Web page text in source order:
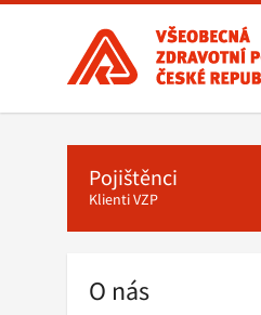
Všeobecná
zdravotní
pojišťovna
ČR,
hlavní
stránka
Pojištěnci
Klienti VZP
O nás